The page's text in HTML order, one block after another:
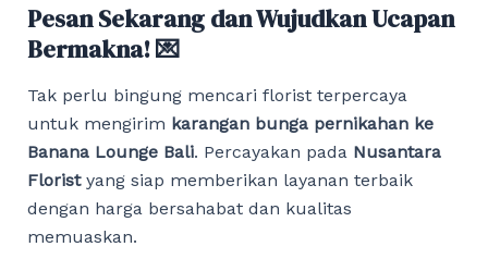
Pesan Sekarang dan Wujudkan Ucapan
Bermakna! 💌
Tak perlu bingung mencari florist terpercaya
untuk mengirim karangan bunga pernikahan ke
Banana Lounge Bali. Percayakan pada Nusantara
Floristyang siap memberikan layanan terbaik
dengan harga bersahabat dan kualitas
memuaskan.